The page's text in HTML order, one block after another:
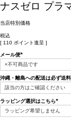
ナスゼロ プラ
当店特別価格
税込
[ 110 ポイント進呈 ]
メール便
(必
須)
沖縄・離島への配送は必ず送
ラッピング選択はこちら
(必
須)